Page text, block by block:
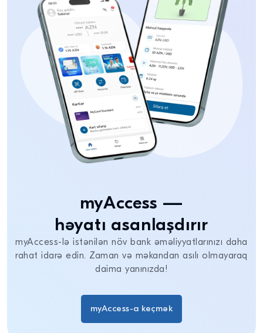
myAccess —
həyatı asanlaşdırır
myAccess-lə istənilən növ bank əməliyyatlarınızı daha
rahat idarə edin. Zaman və məkandan asılı olmayaraq
daima yanınızda!
myAccess-a keçmək